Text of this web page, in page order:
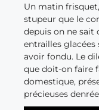
Un matin
stupeur que le
depuis on ne sait
entrailles
avoir fondu. Le
que doit-on faire
domestique,
précieuses